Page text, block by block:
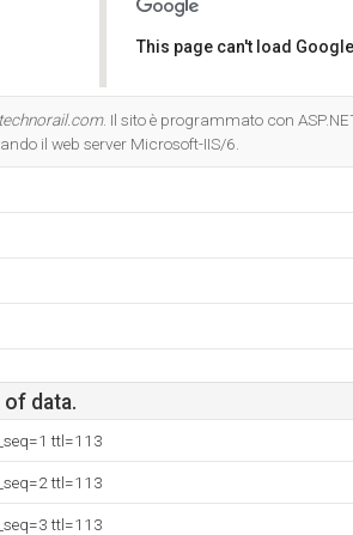
This page can't load
. Il sito è programmato con
il web server Microsoft-IIS/6.
of data.
ttl=113
ttl=113
ttl=113